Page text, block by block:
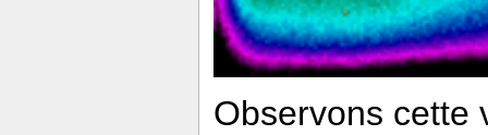
Observons cette